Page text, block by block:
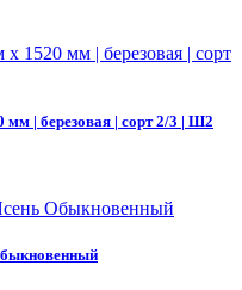
| березовая | сорт 2/3 | Ш2